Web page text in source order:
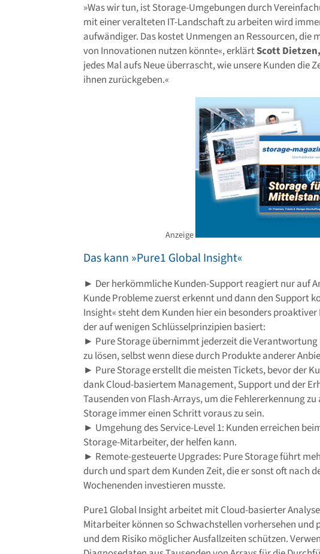
»Was wir tun, ist Storage-Umgebungen durch
mit einer veralteten IT-Landschaft zu arbeiten wird
aufwändiger. Das kostet Unmengen an Ressourcen, die
von Innovationen nutzen könnte«, erklärtScott Dietzen,
jedes Mal aufs Neue überrascht, wie unsere Kunden die
ihnen zurückgeben.«
Anzeige
Das kann »Pure1 Global Insight«
► Der herkömmliche Kunden-Support reagiert nur auf
Kunde Probleme zuerst erkennt und dann den Support
Insight« steht dem Kunden hier ein besonders
der auf wenigen Schlüsselprinzipien basiert:
► Pure Storage übernimmt jederzeit die
zu lösen, selbst wenn diese durch Produkte anderer
► Pure Storage erstellt die meisten Tickets, bevor der
dank Cloud-basiertem Management, Support und der
Tausenden von Flash-Arrays, um die Fehlererkennung
Storage immer einen Schritt voraus zu sein.
► Umgehung des Service-Level 1: Kunden erreichen
Storage-Mitarbeiter, der helfen kann.
► Remote-gesteuerte Upgrades: Pure Storage führt
durch und spart dem Kunden Zeit, die er sonst oft nach
Wochenenden investieren musste.
Pure1 Global Insight arbeitet mit Cloud-basierter
Mitarbeiter können so Schwachstellen vorhersehen und
und dem Risiko möglicher Ausfallzeiten schützen.